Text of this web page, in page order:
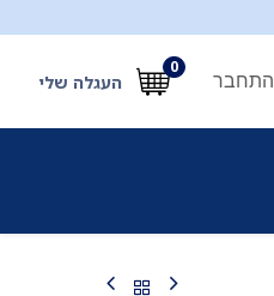
0
העגלה שלי התחבר